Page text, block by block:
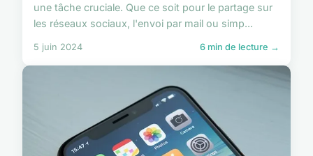
une tâche cruciale. Que ce soit pour le partage sur
les réseaux sociaux, l'envoi par mail ou simp...
5 juin 2024 6 min de lecture →